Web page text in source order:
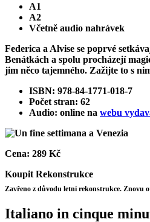
A1
A2
Včetně audio nahrávek
Federica a Alvise se poprvé
Benátkách a spolu procházejí
jim něco tajemného. Zažijte to s
ISBN: 978-84-1771-018-7
Počet stran: 62
Audio: online na webu
Cena: 289 Kč
Koupit Rekonstrukce
Zavřeno z důvodu letní rekonstrukce. Znovu
Italiano in cinque